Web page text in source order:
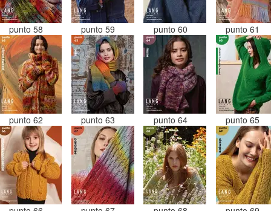
punto 58 punto 59 punto 60 punto 61
punto 62 punto 63 punto 64 punto 65